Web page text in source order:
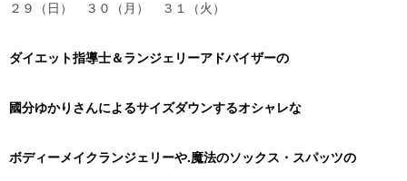
２９（日） ３０（月） ３１（火）
ダイエット指導士＆ランジェリーアドバイザーの
國分ゆかりさんによるサイズダウンするオシャレな
ボディーメイクランジェリーや.魔法のソックス・スパッツの